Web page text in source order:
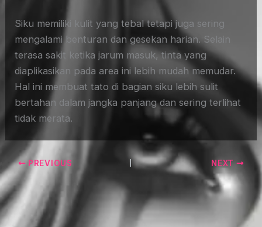
Siku memiliki kulit yang tebal tetapi juga sering
mengalami benturan dan gesekan harian. Selain
terasa sakit ketika jarum masuk, tinta yang
diaplikasikan pada area ini lebih mudah memudar.
Hal ini membuat tato di bagian siku lebih sulit
bertahan dalam jangka panjang dan sering terlihat
tidak merata.
PREVIOUS NEXT